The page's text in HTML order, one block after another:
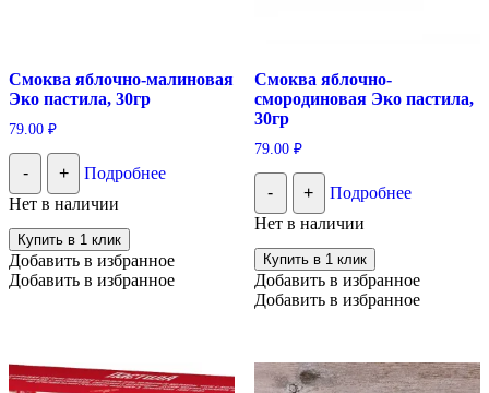
Смоква яблочно-малиновая
Эко пастила, 30гр
79.00 ₽
- +
Подробнее
Нет в наличии
Купить в 1 клик
Добавить в избранное
Добавить в избранное
Смоква яблочно-
смородиновая Эко пастила,
30гр
79.00 ₽
- +
Подробнее
Нет в наличии
Купить в 1 клик
Добавить в избранное
Добавить в избранное